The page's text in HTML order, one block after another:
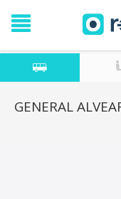
GENERAL